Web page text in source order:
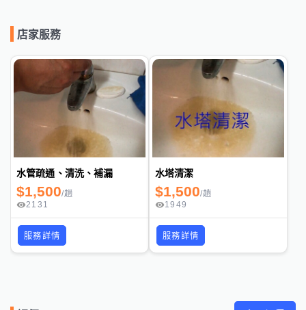
店家服務
水管疏通、清洗、補漏
$1,500/趟
2131
服務詳情
水塔清潔
$1,500/趟
1949
服務詳情